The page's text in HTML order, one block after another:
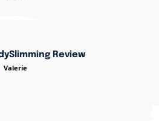
Review
Valerie